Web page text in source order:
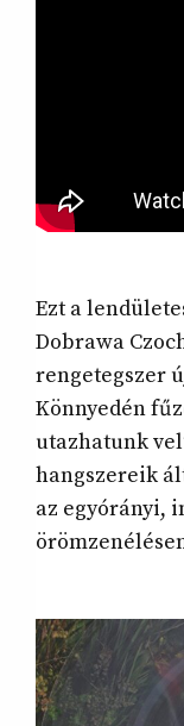
Ezt a
Dobrawa
rengetegszer
Könnyedén
utazhatunk
hangszereik
az egyórányi,